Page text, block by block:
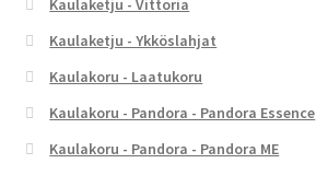
Kaulaketju - Vittoria
Kaulaketju - Ykköslahjat
Kaulakoru - Laatukoru
Kaulakoru - Pandora - Pandora Essence
Kaulakoru - Pandora - Pandora ME